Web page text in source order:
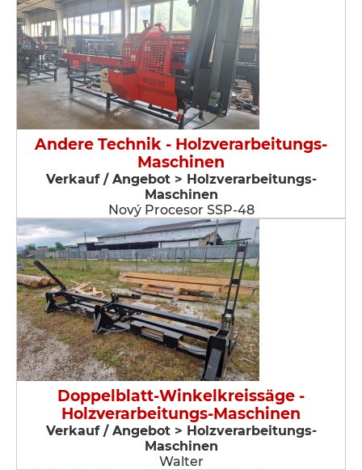
Andere Technik - Holzverarbeitungs-
Maschinen
Verkauf / Angebot > Holzverarbeitungs-
Maschinen
Nový Procesor SSP-48
Doppelblatt-Winkelkreissäge -
Holzverarbeitungs-Maschinen
Verkauf / Angebot > Holzverarbeitungs-
Maschinen
Walter